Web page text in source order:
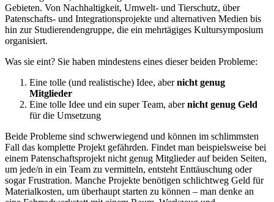
Gebieten. Von Nachhaltigkeit, Umwelt- und Tierschutz, über
Patenschafts- und Integrationsprojekte und alternativen Medien bis
hin zur Studierendengruppe, die ein mehrtägiges Kultursymposium
organisiert.
Was sie eint? Sie haben mindestens eines dieser beiden Probleme:
Eine tolle (und realistische) Idee, abernicht genug
Mitglieder
Eine tolle Idee und ein super Team, abernicht genug Geld
für die Umsetzung
Beide Probleme sind schwerwiegend und können im schlimmsten
Fall das komplette Projekt gefährden. Findet man beispielsweise bei
einem Patenschaftsprojekt nicht genug Mitglieder auf beiden Seiten,
um jede/n in ein Team zu vermitteln, entsteht Enttäuschung oder
sogar Frustration. Manche Projekte benötigen schlichtweg Geld für
Materialkosten, um überhaupt starten zu können – man denke an